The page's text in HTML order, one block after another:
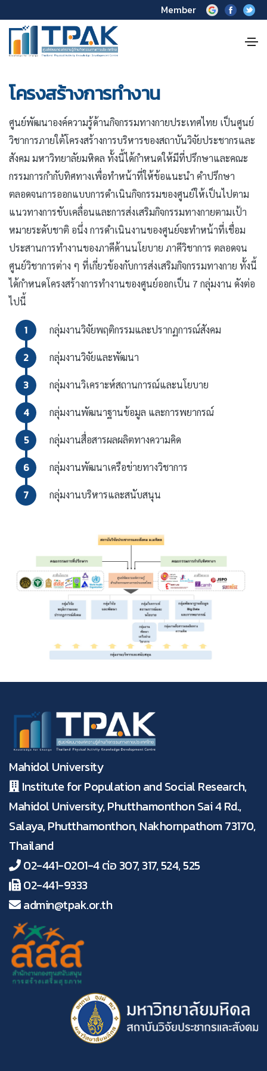
Member
โครงสร้างการทำงาน
ศูนย์พัฒนาองค์ความรู้ด้านกิจกรรมทางกายประเทศไทย เป็นศูนย์
วิชาการภายใต้โครงสร้างการบริหารของสถาบันวิจัยประชากรและ
สังคม มหาวิทยาลัยมหิดล ทั้งนี้ได้กำหนดให้มีที่ปรึกษาและคณะ
กรรมการกำกับทิศทางเพื่อทำหน้าที่ให้ข้อแนะนำ คำปรึกษา
ตลอดจนการออกแบบการดำเนินกิจกรรมของศูนย์ให้เป็นไปตาม
แนวทางการขับเคลื่อนและการส่งเสริมกิจกรรมทางกายตามเป้า
หมายระดับชาติ อนึ่ง การดำเนินงานของศูนย์จะทำหน้าที่เชื่อม
ประสานการทำงานของภาคีด้านนโยบาย ภาคีวิชาการ ตลอดจน
ศูนย์วิชาการต่าง ๆ ที่เกี่ยวข้องกับการส่งเสริมกิจกรรมทางกาย ทั้งนี้
ได้กำหนดโครงสร้างการทำงานของศูนย์ออกเป็น 7 กลุ่มงาน ดังต่อ
ไปนี้
1 กลุ่มงานวิจัยพฤติกรรมและปรากฏการณ์สังคม
2 กลุ่มงานวิจัยและพัฒนา
3 กลุ่มงานวิเคราะห์สถานการณ์และนโยบาย
4 กลุ่มงานพัฒนาฐานข้อมูล และการพยากรณ์
5 กลุ่มงานสื่อสารผลผลิตทางความคิด
6 กลุ่มงานพัฒนาเครือข่ายทางวิชาการ
7 กลุ่มงานบริหารและสนับสนุน
Mahidol University
Institute for Population and Social Research,
Mahidol University, Phutthamonthon Sai 4 Rd.,
Salaya, Phutthamonthon, Nakhornpathom 73170,
Thailand
02-441-0201-4 ต่อ 307, 317, 524, 525
02-441-9333
admin@tpak.or.th